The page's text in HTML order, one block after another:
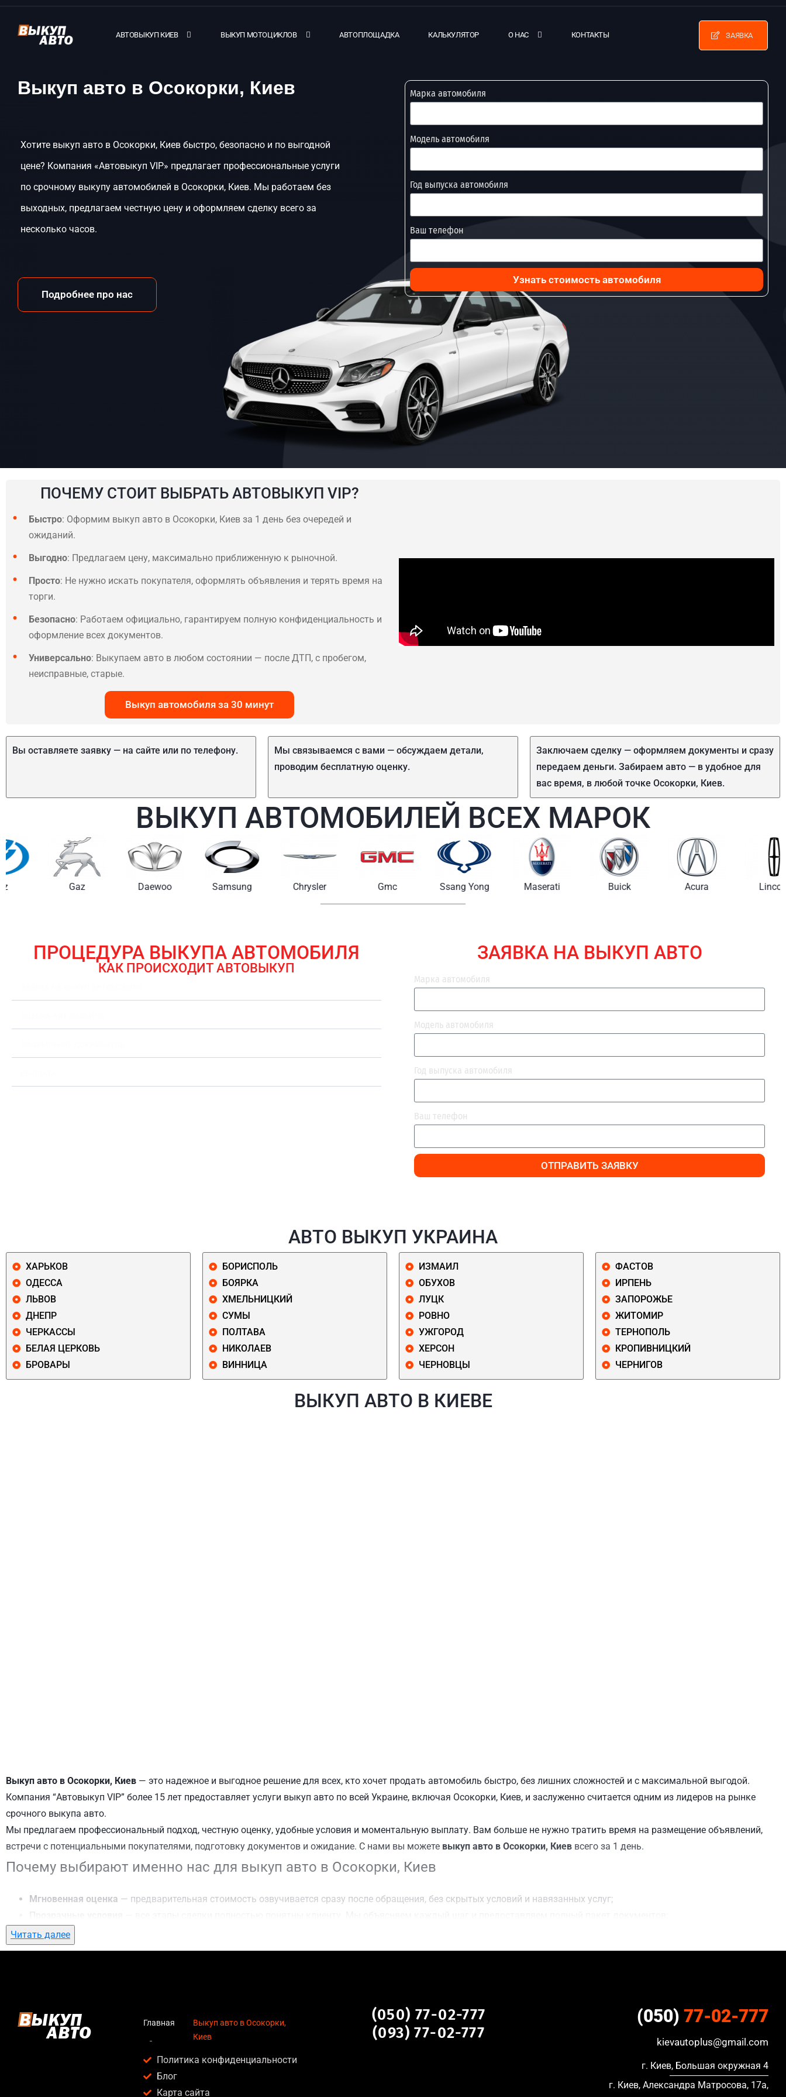
АВТОВЫКУП КИЕВ ВЫКУП МОТОЦИКЛОВ АВТОПЛОЩАДКА КАЛЬКУЛЯТОР О НАС КОНТАКТЫ ЗАЯВКА
Выкуп авто в Осокорки, Киев
Хотите выкуп авто в Осокорки, Киев быстро, безопасно и по выгодной
цене? Компания «Автовыкуп VIP» предлагает профессиональные услуги
по срочному выкупу автомобилей в Осокорки, Киев. Мы работаем без
выходных, предлагаем честную цену и оформляем сделку всего за
несколько часов.
Подробнее про нас
Марка автомобиля
Модель автомобиля
Год выпуска автомобиля
Ваш телефон
Узнать стоимость автомобиля
ПОЧЕМУ СТОИТ ВЫБРАТЬ АВТОВЫКУП VIP?
Быстро: Оформим выкуп авто в Осокорки, Киев за 1 день без очередей и
ожиданий.
Выгодно: Предлагаем цену, максимально приближенную к рыночной.
Просто: Не нужно искать покупателя, оформлять объявления и терять время на
торги.
Безопасно: Работаем официально, гарантируем полную конфиденциальность и
оформление всех документов.
Универсально: Выкупаем авто в любом состоянии — после ДТП, с пробегом,
неисправные, старые.
Выкуп автомобиля за 30 минут
Вы оставляете заявку — на сайте или по телефону.
Мы связываемся с вами — обсуждаем детали,
проводим бесплатную оценку.
Заключаем сделку — оформляем документы и сразу
передаем деньги. Забираем авто — в удобное для
вас время, в любой точке Осокорки, Киев.
ВЫКУП АВТОМОБИЛЕЙ ВСЕХ МАРОК
Daewoo Samsung Chrysler Ssang Yong Maserati
ПРОЦЕДУРА ВЫКУПА АВТОМОБИЛЯ
КАК ПРОИСХОДИТ АВТОВЫКУП
ЗАЯВКА НА ВЫКУП АВТО
Марка автомобиля
Модель автомобиля
Год выпуска автомобиля
Ваш телефон
ОТПРАВИТЬ ЗАЯВКУ
АВТО ВЫКУП УКРАИНА
ХАРЬКОВ
ОДЕССА
ЛЬВОВ
ДНЕПР
ЧЕРКАССЫ
БЕЛАЯ ЦЕРКОВЬ
БРОВАРЫ
БОРИСПОЛЬ
БОЯРКА
ХМЕЛЬНИЦКИЙ
СУМЫ
ПОЛТАВА
НИКОЛАЕВ
ВИННИЦА
ИЗМАИЛ
ОБУХОВ
ЛУЦК
РОВНО
УЖГОРОД
ХЕРСОН
ЧЕРНОВЦЫ
ФАСТОВ
ИРПЕНЬ
ЗАПОРОЖЬЕ
ЖИТОМИР
ТЕРНОПОЛЬ
КРОПИВНИЦКИЙ
ЧЕРНИГОВ
ВЫКУП АВТО В КИЕВЕ
Выкуп авто в Осокорки, Киев — это надежное и выгодное решение для всех, кто хочет продать автомобиль быстро, без лишних сложностей и с максимальной выгодой.
Компания “Автовыкуп VIP” более 15 лет предоставляет услуги выкуп авто по всей Украине, включая Осокорки, Киев, и заслуженно считается одним из лидеров на рынке
срочного выкупа авто.
Мы предлагаем профессиональный подход, честную оценку, удобные условия и моментальную выплату. Вам больше не нужно тратить время на размещение объявлений,
встречи с потенциальными покупателями, подготовку документов и ожидание. С нами вы можете выкуп авто в Осокорки, Киев всего за 1 день.
Почему выбирают именно нас для выкуп авто в Осокорки, Киев
Мгновенная оценка — предварительная стоимость озвучивается сразу после обращения, без скрытых условий и навязанных услуг;
Гибкий подход
Честные цены— предлагаем до 95% от рыночной стоимости даже за авто после аварии или с пробегом;
Кому подойдет выкуп авто в Осокорки, Киев
Услуга выкуп авто в Осокорки, Киев актуальна для:
Владельцев автомобилей после аварии, когда восстановление экономически нецелесообразно;
Читать далее
Главная
Выкуп авто в Осокорки,
Киев
Политика конфиденциальности
Блог
Карта сайта
(050) 77-02-777
(093) 77-02-777
(050) 77-02-777
kievautoplus@gmail.com
г. Киев, Большая окружная 4
г. Киев, Александра Матросова, 17а,